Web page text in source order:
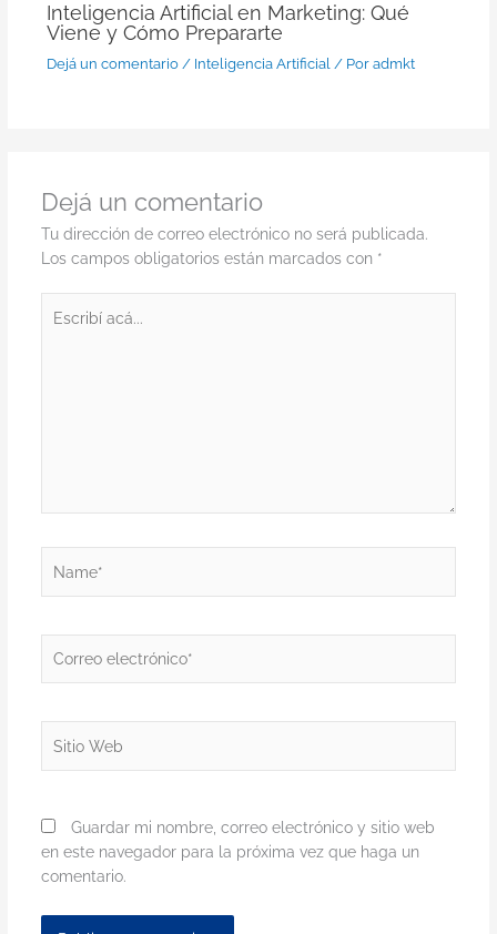
Inteligencia Artificial en Marketing: Qué
Viene y Cómo Prepararte
Dejá un comentario / Inteligencia Artificial/ Por admkt
Dejá un comentario
Tu dirección de correo electrónico no será publicada.
Los campos obligatorios están marcados con *
acá...
electrónico*
Web
Guardar mi nombre, correo electrónico y sitio web
en este navegador para la próxima vez que haga un
comentario.